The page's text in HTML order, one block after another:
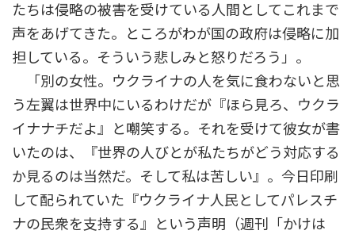
たちは侵略の被害を受けている人間としてこれまで
声をあげてきた。ところがわが国の政府は侵略に加
担している。そういう悲しみと怒りだろう」。
「別の女性。ウクライナの人を気に食わないと思
う左翼は世界中にいるわけだが『ほら見ろ、ウクラ
イナナチだよ』と嘲笑する。それを受けて彼女が書
いたのは、『世界の人びとが私たちがどう対応する
か見るのは当然だ。そして私は苦しい』。今日印刷
して配られていた『ウクライナ人民としてパレスチ
ナの民衆を支持する』という声明（週刊「かけは